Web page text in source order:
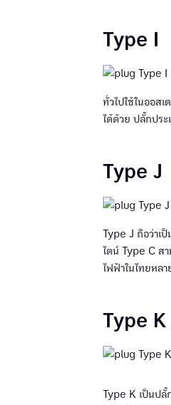
Type I
ทั่วไปใช้ในออส
ได้ด้วย ปลั๊กประ
Type J
Type J ถือว่าเ
ไตน์ Type C ส
ไฟฟ้าในไทยหล
Type K
Type K เป็นปลั๊